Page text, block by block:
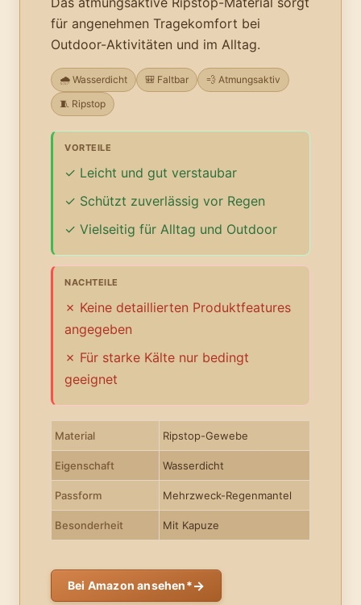
für angenehmen Tragekomfort bei
Outdoor-Aktivitäten und im Alltag.
🌧️ Wasserdicht 🎒 Faltbar
💨 Atmungsaktiv
🧵 Ripstop
VORTEILE
Leicht und gut verstaubar
Schützt zuverlässig vor Regen
Vielseitig für Alltag und Outdoor
NACHTEILE
Keine detaillierten Produktfeatures
angegeben
Für starke Kälte nur bedingt
geeignet
Material Ripstop-Gewebe
Eigenschaft Wasserdicht
Passform Mehrzweck-Regenmantel
Besonderheit Mit Kapuze
Bei Amazon ansehen*→